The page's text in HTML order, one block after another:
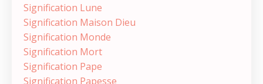
Signification Lune
Signification Maison Dieu
Signification Monde
Signification Mort
Signification Pape
Signification Papesse